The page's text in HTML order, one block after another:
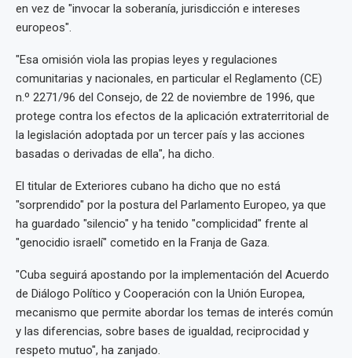
en vez de "invocar la soberanía, jurisdicción e intereses
europeos".
"Esa omisión viola las propias leyes y regulaciones
comunitarias y nacionales, en particular el Reglamento (CE)
n.º 2271/96 del Consejo, de 22 de noviembre de 1996, que
protege contra los efectos de la aplicación extraterritorial de
la legislación adoptada por un tercer país y las acciones
basadas o derivadas de ella", ha dicho.
El titular de Exteriores cubano ha dicho que no está
"sorprendido" por la postura del Parlamento Europeo, ya que
ha guardado "silencio" y ha tenido "complicidad" frente al
"genocidio israelí" cometido en la Franja de Gaza.
"Cuba seguirá apostando por la implementación del Acuerdo
de Diálogo Político y Cooperación con la Unión Europea,
mecanismo que permite abordar los temas de interés común
y las diferencias, sobre bases de igualdad, reciprocidad y
respeto mutuo", ha zanjado.